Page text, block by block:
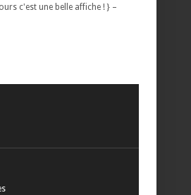
c'est une belle affiche ! } –